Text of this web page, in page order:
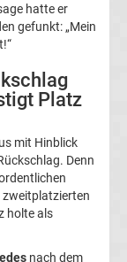
hatte er
gefunkt: „Mein
Platz
mit Hinblick
Denn
zweitplatzierten
holte als
nach dem